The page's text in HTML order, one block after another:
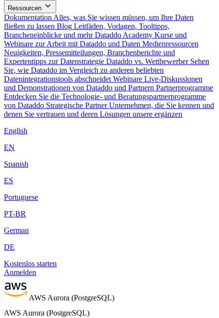
Ressourcen
Dokumentation Alles, was Sie wissen müssen, um Ihre Daten
fließen zu lassen Blog Leitfäden, Vorlagen, Tooltipps,
Brancheneinblicke und mehr Dataddo Academy Kurse und
Webinare zur Arbeit mit Dataddo und Daten Medienressourcen
Neuigkeiten, Pressemitteilungen, Branchenberichte und
Expertentipps zur Datenstrategie Dataddo vs. Wettbewerber Sehen
Sie, wie Dataddo im Vergleich zu anderen beliebten
Datenintegrationstools abschneidet Webinare Live-Diskussionen
und Demonstrationen von Dataddo und Partnern Partnerprogramme
Entdecken Sie die Technologie- und Beratungspartnerprogramme
von Dataddo Strategische Partner Unternehmen, die Sie kennen und
denen Sie vertrauen und deren Lösungen unsere ergänzen
English
EN
Spanish
ES
Portuguese
PT-BR
German
DE
Kostenlos starten
Anmelden
AWS Aurora (PostgreSQL)
AWS Aurora (PostgreSQL)